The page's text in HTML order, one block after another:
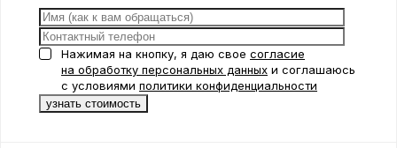
Нажимая на кнопку, я даю свое согласие
на обработку персональных данных и соглашаюсь
с условиями политики конфиденциальности